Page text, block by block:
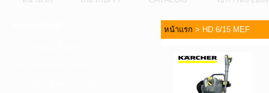
หน้าแรก > HD 6/15 MEF